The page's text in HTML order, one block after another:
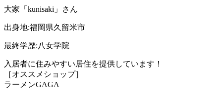
大家「kunisaki」さん
出身地:福岡県久留米市
最終学歴:八女学院
入居者に住みやすい居住を提供しています！
［オススメショップ］
ラーメンGAGA